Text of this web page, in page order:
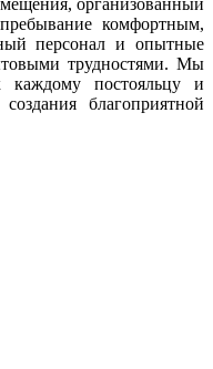
организованный
комфортным,
персонал и опытные
трудностями. Мы
каждому постояльцу и
благоприятной